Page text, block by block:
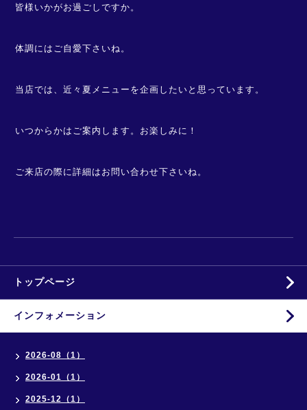
皆様いかがお過ごしですか。
体調にはご自愛下さいね。
当店では、近々夏メニューを企画したいと思っています。
いつからかはご案内します。お楽しみに！
ご来店の際に詳細はお問い合わせ下さいね。
トップページ
インフォメーション
2026-08（1）
2026-01（1）
2025-12（1）